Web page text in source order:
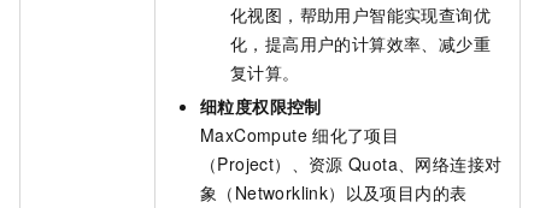
化视图，帮助用户智能实现查询优
化，提高用户的计算效率、减少重
复计算。
细粒度权限控制
MaxCompute 细化了项目
（Project）、资源 Quota、网络连接对
象（Networklink）以及项目内的表